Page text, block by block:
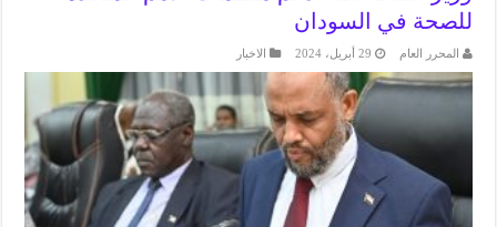
للصحة في السودان
المحرر العام 29 أبريل، 2024 الاخبار